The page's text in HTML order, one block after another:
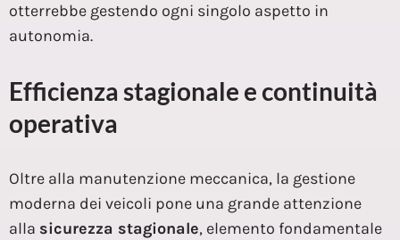
otterrebbe gestendo ogni singolo aspetto in
autonomia.
Efficienza stagionale e continuità
operativa
Oltre alla manutenzione meccanica, la gestione
moderna dei veicoli pone una grande attenzione
alla sicurezza stagionale, elemento fondamentale